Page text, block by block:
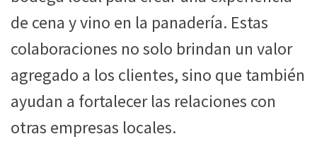
de cena y vino en la panadería. Estas
colaboraciones no solo brindan un valor
agregado a los clientes, sino que también
ayudan a fortalecer las relaciones con
otras empresas locales.